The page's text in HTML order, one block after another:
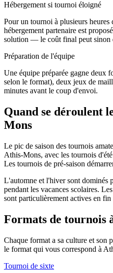
Hébergement si tournoi éloigné
Pour un tournoi à plusieurs
hébergement partenaire est
solution — le coût final peut sinon
Préparation de l'équipe
Une équipe préparée gagne deux
selon le format), deux jeux de
minutes avant le coup d'envoi.
Quand se déroulent
Mons
Le pic de saison des tournois
Athis-Mons, avec les tournois
Les tournois de pré-saison
L'automne et l'hiver sont dominés
pendant les vacances scolaires.
sont particulièrement actives en
Formats de tournois
Chaque format a sa culture et son
le format qui vous correspond à
Tournoi de sixte